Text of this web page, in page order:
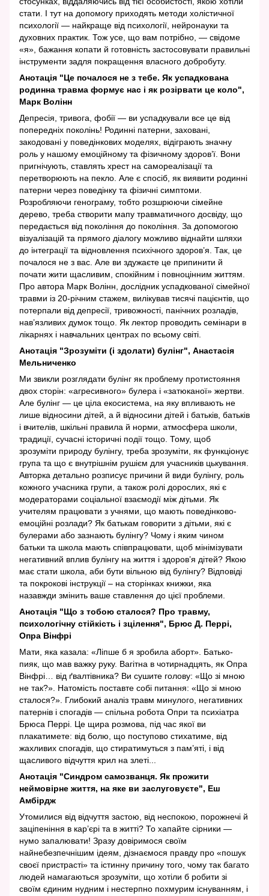
стати. І тут на допомогу приходять методи холістичної
психології — найкраще від психології, нейронауки та
духовних практик. Тож усе, що вам потрібно, — свідоме
«я», бажання копати й готовність застосовувати правильні
інструменти задля покращення власного добробуту.
Анотація "Це почалося не з тебе. Як успадкована
родинна травма формує нас і як розірвати це коло",
Марк Волінн
Депресія, тривога, фобії — ви успадкували все це від
попередніх поколінь! Родинні патерни, заховані,
закодовані у поведінкових моделях, відіграють значну
роль у нашому емоційному та фізичному здоров’ї. Вони
пригнічують, ставлять хрест на самореалізації та
перетворюють на пекло. Але є спосіб, як виявити родинні
патерни через поведінку та фізичні симптоми.
Розробляючи генограму, тобто розшрюючи сімейне
дерево, треба створити мапу травматичного досвіду, що
передається від покоління до покоління. За допомогою
візуалізацій та прямого діалогу можливо віднайти шляхи
до інтеграції та відновлення психічного здоров’я. Так, це
почалося не з вас. Але ви здужаєте це припинити й
почати жити щасливим, спокійним і повноцінним життям.
Про автора Марк Волінн, дослідник успадкованої сімейної
травми із 20-річним стажем, вилікував тисячі пацієнтів, що
потерпали від депресії, тривожності, панічних розладів,
нав’язливих думок тощо. Як лектор проводить семінари в
лікарнях і навчальних центрах по всьому світі.
Анотація "Зрозуміти (і здолати) булінг", Анастасія
Мельниченко
Ми звикли розглядати булінг як проблему протистояння
двох сторін: «агресивного» булера і «затюканої» жертви.
Але булінг — це ціла екосистема, на яку впливають не
лише відносини дітей, а й відносини дітей і батьків, батьків
і вчителів, шкільні правила й норми, атмосфера школи,
традиції, сучасні історичні події тощо. Тому, щоб
зрозуміти природу булінгу, треба зрозуміти, як функціонує
група та що є внутрішнім рушієм для учасників цькування.
Авторка детально розписує причини й види булінгу, роль
кожного учасника групи, а також ролі дорослих, які є
модераторами соціальної взаємодії між дітьми. Як
учителям працювати з учнями, що мають поведінково-
емоційні розлади? Як батькам говорити з дітьми, які є
булерами або зазнають булінгу? Чому і яким чином
батьки та школа мають співпрацювати, щоб мінімізувати
негативний вплив булінгу на життя і здоров’я дітей? Якою
має стати школа, аби бути вільною від булінгу? Відповіді
та покрокові інструкції – на сторінках книжки, яка
назавжди змінить ваше ставлення до цієї проблеми.
Анотація "Що з тобою сталося? Про травму,
психологічну стійкість і зцілення", Брюс Д. Перрі,
Опра Вінфрі
Мати, яка казала: «Ліпше б я зробила аборт». Батько-
пияк, що мав важку руку. Вагітна в чотирнадцять, як Опра
Вінфрі… від ґвалтівника? Ви сушите голову: «Що зі мною
не так?». Натомість поставте собі питання: «Що зі мною
сталося?». Глибокий аналіз травм минулого, негативних
патернів і спогадів — спільна робота Опри та психіатра
Брюса Перрі. Це щира розмова, під час якої ви
плакатимете: від болю, що поступово стихатиме, від
жахливих спогадів, що стиратимуться з пам’яті, і від
щасливого відчуття крил на злеті...
Анотація "Синдром самозванця. Як прожити
неймовірне життя, на яке ви заслуговуєте", Еш
Амбірдж
Утомилися від відчуття застою, від неспокою, порожнечі й
заціпеніння в кар’єрі та в житті? То хапайте сірники —
нумо запалювати! Зразу довіримося своїм
найнебезпечнішим ідеям, дізнаємося правду про «пошук
своєї пристрасті» та істинну причину того, чому так багато
людей намагаються зрозуміти, що хотіли б робити зі
своїм єдиним нудним і нестерпно похмурим існуванням, і